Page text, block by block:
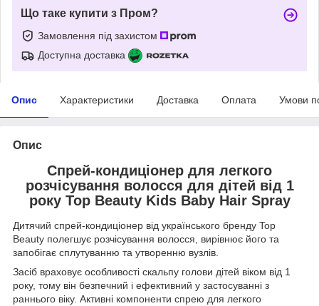
Що таке купити з Пром?
Замовлення під захистом
Доступна доставка
Опис Характеристики Доставка Оплата Умови
Опис
Cпрей-кондиціонер для легкого
розчісування волосся для дітей від 1
року Top Beauty Kids Baby Hair Spray
Дитячий спрей-кондиціонер від українського бренду Top
Beauty полегшує розчісування волосся, вирівнює його та
запобігає сплутуванню та утворенню вузлів.
Засіб враховує особливості скальпу голови дітей віком від 1
року, тому він безпечний і ефективний у застосуванні з
раннього віку. Активні компоненти спрею для легкого